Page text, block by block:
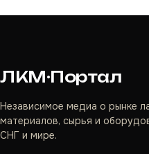
ЛКМ·Портал
Независимое медиа о рынке
материалов, сырья и
СНГ и мире.